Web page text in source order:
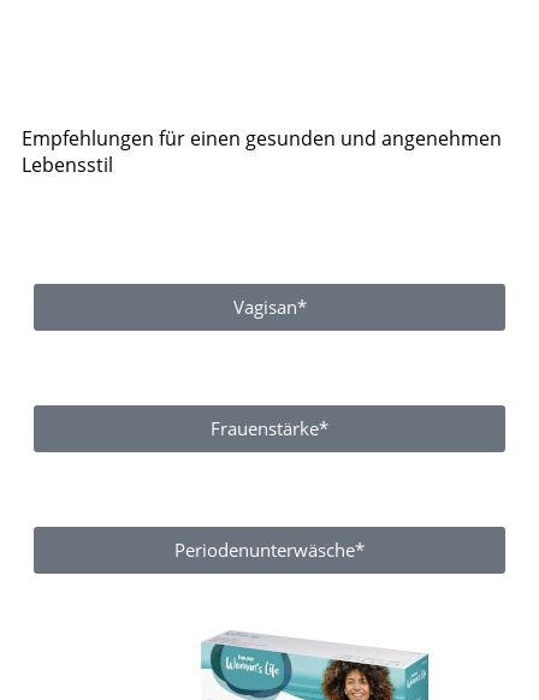
Empfehlungen für einen gesunden und angenehmen
Lebensstil
Vagisan*
Frauenstärke*
Periodenunterwäsche*